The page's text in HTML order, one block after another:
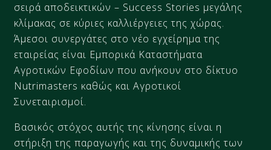
σειρά αποδεικτικών – Success Stories μεγάλης
κλίμακας σε κύριες καλλιέργειες της χώρας.
Άμεσοι συνεργάτες στο νέο εγχείρημα της
εταιρείας είναι Εμπορικά Καταστήματα
Αγροτικών Εφοδίων που ανήκουν στο δίκτυο
Nutrimasters καθώς και Αγροτικοί
Συνεταιρισμοί.
Βασικός στόχος αυτής της κίνησης είναι η
στήριξη της παραγωγής και της δυναμικής των